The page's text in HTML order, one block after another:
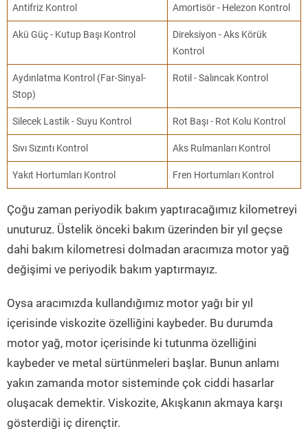
Antifriz Kontrol Amortisör - Helezon Kontrol
Akü Güç - Kutup Başı Kontrol
Direksiyon - Aks Körük
Kontrol
Aydınlatma Kontrol (Far-Sinyal-
Stop)
Rotil - Salıncak Kontrol
Silecek Lastik - Suyu Kontrol Rot Başı - Rot Kolu Kontrol
Sıvı Sızıntı Kontrol Aks Rulmanları Kontrol
Yakıt Hortumları Kontrol Fren Hortumları Kontrol
Çoğu zaman periyodik bakım yaptıracağımız kilometreyi
unuturuz. Üstelik önceki bakım üzerinden bir yıl geçse
dahi bakım kilometresi dolmadan aracımıza motor yağ
değişimi ve periyodik bakım yaptırmayız.
Oysa aracımızda kullandığımız motor yağı bir yıl
içerisinde viskozite özelliğini kaybeder. Bu durumda
motor yağ, motor içerisinde ki tutunma özelliğini
kaybeder ve metal sürtünmeleri başlar. Bunun anlamı
yakın zamanda motor sisteminde çok ciddi hasarlar
oluşacak demektir. Viskozite, Akışkanın akmaya karşı
gösterdiği iç dirençtir.